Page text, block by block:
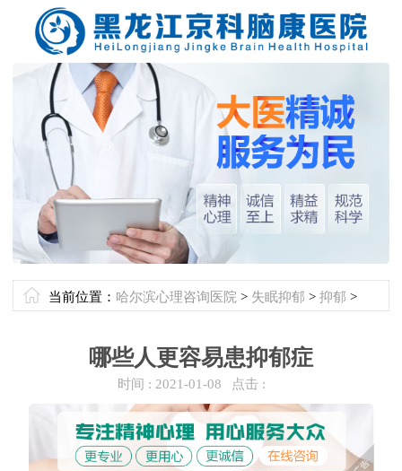
当前位置： 哈尔滨心理咨询医院 > 失眠抑郁 > 抑郁 >
哪些人更容易患抑郁症
时间 : 2021-01-08 点击 :